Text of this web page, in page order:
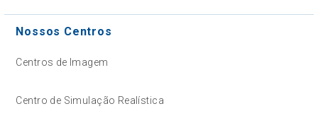
Nossos Centros
Centros de Imagem
Centro de Simulação Realística